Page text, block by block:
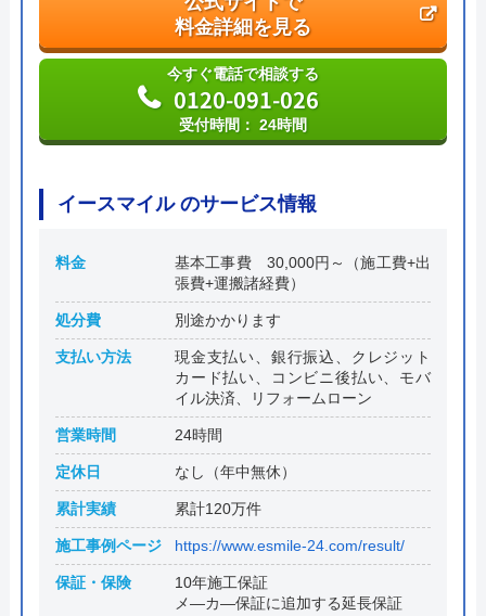
料金詳細を見る
今すぐ電話で相談する
0120-091-026
受付時間： 24時間
イースマイル のサービス情報
料金
基本工事費 30,000円～（施工費+出
張費+運搬諸経費）
処分費 別途かかります
支払い方法
現金支払い、銀行振込、クレジット
カード払い、コンビニ後払い、モバ
イル決済、リフォームローン
営業時間 24時間
定休日 なし（年中無休）
累計実績 累計120万件
施工事例ページ https://www.esmile-24.com/result/
保証・保険
10年施工保証
メ―カ―保証に追加する延長保証